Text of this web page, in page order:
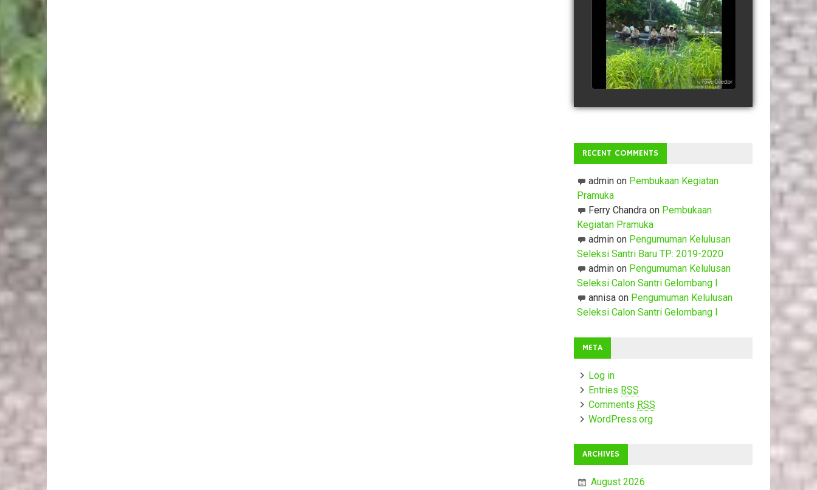
People Are Awesome
watch video
RECENT COMMENTS
adminon Pembukaan Kegiatan
Pramuka
Ferry Chandraon Pembukaan
Kegiatan Pramuka
adminon Pengumuman Kelulusan
Seleksi Santri Baru TP: 2019-2020
adminon Pengumuman Kelulusan
Seleksi Calon Santri Gelombang I
annisaon Pengumuman Kelulusan
Seleksi Calon Santri Gelombang I
META
Log in
Entries RSS
Comments RSS
WordPress.org
ARCHIVES
August 2026